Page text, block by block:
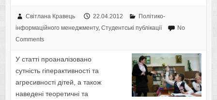
Світлана Кравець 22.04.2012
Політико-
інформаційного менеджменту, Студентські публікації
No
Comments
У статті проаналізовано
сутність гіперактивності та
агресивності дітей, а також
наведені теоретичні та